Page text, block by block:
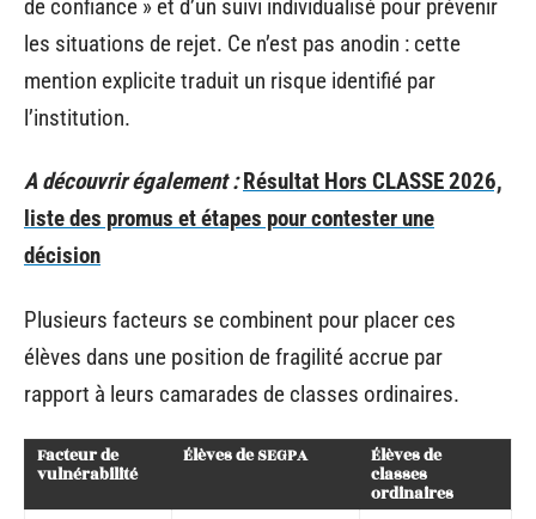
de confiance » et d’un suivi individualisé pour prévenir
les situations de rejet. Ce n’est pas anodin : cette
mention explicite traduit un risque identifié par
l’institution.
A découvrir également : Résultat Hors CLASSE 2026,
liste des promus et étapes pour contester une
décision
Plusieurs facteurs se combinent pour placer ces
élèves dans une position de fragilité accrue par
rapport à leurs camarades de classes ordinaires.
Facteur de
vulnérabilité
Élèves de SEGPA
Élèves de
classes
ordinaires